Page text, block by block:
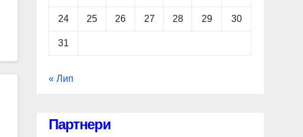
24 25 26 27 28 29 30
31
« Лип
Партнери